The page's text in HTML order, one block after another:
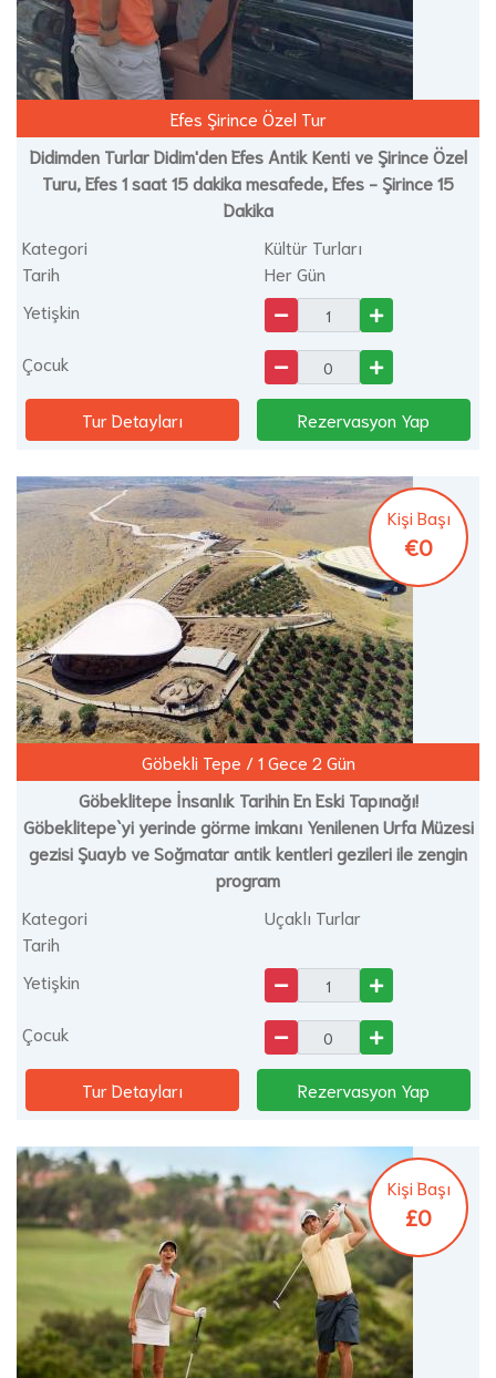
Efes Şirince Özel Tur
Didimden Turlar Didim'den Efes Antik Kenti ve Şirince Özel
Turu, Efes 1 saat 15 dakika mesafede, Efes - Şirince 15
Dakika
Kategori
Kültür Turları
Tarih
Her Gün
Yetişkin
Çocuk
Tur Detayları Rezervasyon Yap
Göbekli Tepe / 1 Gece 2 Gün
Göbeklitepe İnsanlık Tarihin En Eski Tapınağı!
Göbeklitepe`yi yerinde görme imkanı Yenilenen Urfa Müzesi
gezisi Şuayb ve Soğmatar antik kentleri gezileri ile zengin
program
Kişi Başı
€0
Kategori
Uçaklı Turlar
Tarih
Yetişkin
Çocuk
Tur Detayları Rezervasyon Yap
Kişi Başı
£0